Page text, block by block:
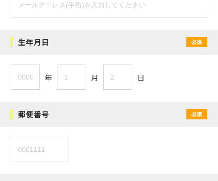
生年月日 必須
年 月 日
郵便番号 必須